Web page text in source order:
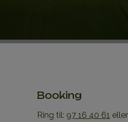
Booking
Ring til: 97 16 40 61 eller